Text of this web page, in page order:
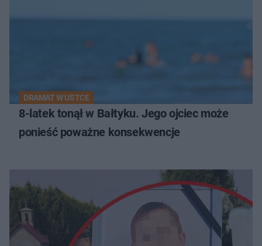
DRAMAT W USTCE
8-latek tonął w Bałtyku. Jego ojciec może
ponieść poważne konsekwencje